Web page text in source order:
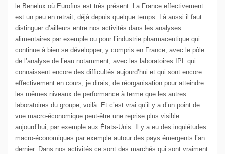
le Benelux où Eurofins est très présent. La France effectivement
est un peu en retrait, déjà depuis quelque temps. Là aussi il faut
distinguer d’ailleurs entre nos activités dans les analyses
alimentaires par exemple ou pour l’industrie pharmaceutique qui
continue à bien se développer, y compris en France, avec le pôle
de l’analyse de l’eau notamment, avec les laboratoires IPL qui
connaissent encore des difficultés aujourd’hui et qui sont encore
effectivement en cours, je dirais, de réorganisation pour atteindre
les mêmes niveaux de performance à terme que les autres
laboratoires du groupe, voilà. Et c’est vrai qu’il y a d’un point de
vue macro-économique peut-être une reprise plus visible
aujourd’hui, par exemple aux États-Unis. Il y a eu des inquiétudes
macro-économiques par exemple autour des pays émergents l’an
dernier. Dans nos activités ce sont des marchés qui sont vraiment